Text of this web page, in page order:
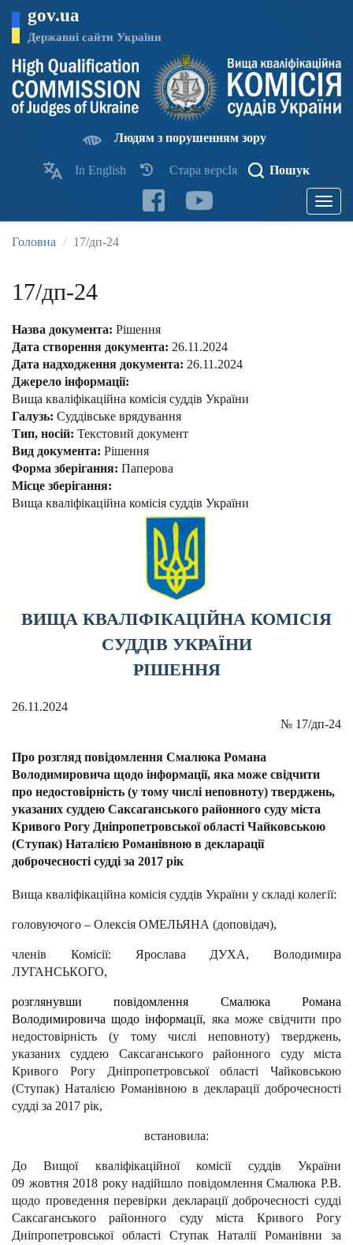
основного
матеріалу
gov.ua
Державні сайти України
Людям з порушенням зору
In English Стара версІя Пошук
Toggle
Головна 17/дп-24
17/дп-24
Назва документа: Рішення
Дата створення документа: 26.11.2024
Дата надходження документа: 26.11.2024
Джерело інформації:
Вища кваліфікаційна комісія суддів України
Галузь: Суддівське врядування
Тип, носій: Текстовий документ
Вид документа: Рішення
Форма зберігання: Паперова
Місце зберігання:
Вища кваліфікаційна комісія суддів України
ВИЩА КВАЛІФІКАЦІЙНА КОМІСІЯ
СУДДІВ УКРАЇНИ
РІШЕННЯ
26.11.2024
№ 17/дп-24
Про розгляд повідомлення Смалюка Романа
Володимировича щодо інформації, яка може свідчити
про недостовірність (у тому числі неповноту) тверджень,
указаних суддею Саксаганського районного суду міста
Кривого Рогу Дніпропетровської області Чайковською
(Ступак) Наталією Романівною в декларації
доброчесності судді за 2017 рік
Вища кваліфікаційна комісія суддів України у складі колегії:
головуючого – Олексія ОМЕЛЬЯНА (доповідач),
членів Комісії:
Ярослава ДУХА, Володимира
ЛУГАНСЬКОГО,
розглянувши повідомлення Смалюка Романа
Володимировича щодо інформації, яка може свідчити про
недостовірність (у тому числі неповноту) тверджень,
указаних суддею Саксаганського районного суду міста
Кривого Рогу Дніпропетровської області Чайковською
(Ступак) Наталією Романівною в декларації доброчесності
судді за 2017 рік,
встановила:
До Вищої кваліфікаційної комісії суддів України
09 жовтня 2018 року надійшло повідомлення Смалюка Р.В.
щодо проведення перевірки декларації доброчесності судді
Саксаганського районного суду міста Кривого Рогу
Дніпропетровської області Ступак Наталії Романівни за